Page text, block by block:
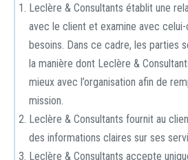
Leclère & Consultants établit une
avec le client et examine avec
besoins. Dans ce cadre, les parties
la manière dont Leclère &
mieux avec l’organisation afin de
mission.
Leclère & Consultants fournit au
des informations claires sur ses
Leclère & Consultants accepte